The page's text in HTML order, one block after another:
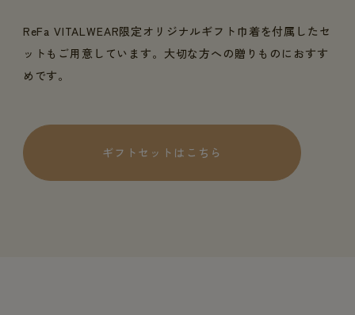
ReFa VITALWEAR限定オリジナルギフト巾着を付属したセ
ットもご用意しています。大切な方への贈りものにおすす
めです。
ギフトセットはこちら